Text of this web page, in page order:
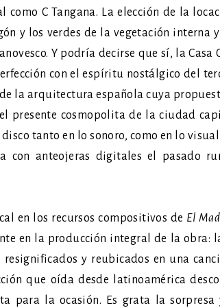
como C Tangana. La elección de la
y los verdes de la vegetación interna y
Y podría decirse que sí, la
con el espíritu nostálgico del
la arquitectura española cuya
presente cosmopolita de la ciudad
tanto en lo sonoro, como en lo
con anteojeras digitales el pasado
en los recursos compositivos de El
en la producción integral de la obra:
y reubicados en una
que oída desde latinoamérica
para la ocasión. Es grata la sorpresa